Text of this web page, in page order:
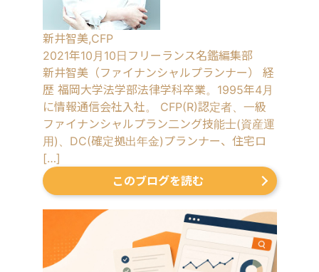
新井智美,CFP
2021年10月10日 フリーランス名鑑編集部
新井智美（ファイナンシャルプランナー） 経
歴 福岡大学法学部法律学科卒業。1995年4月
に情報通信会社入社。 CFP(R)認定者、一級
ファイナンシャルプラン二ング技能士(資産運
用)、DC(確定拠出年金)プランナー、住宅ロ
[…]
このブログを読む